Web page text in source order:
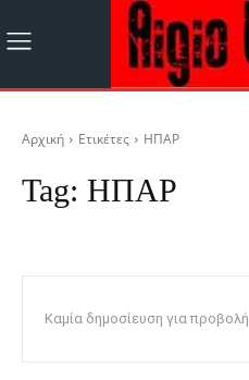
Αρχική Ετικέτες ΗΠΑΡ
Tag: ΗΠΑΡ
Καμία δημοσίευση για προβολή